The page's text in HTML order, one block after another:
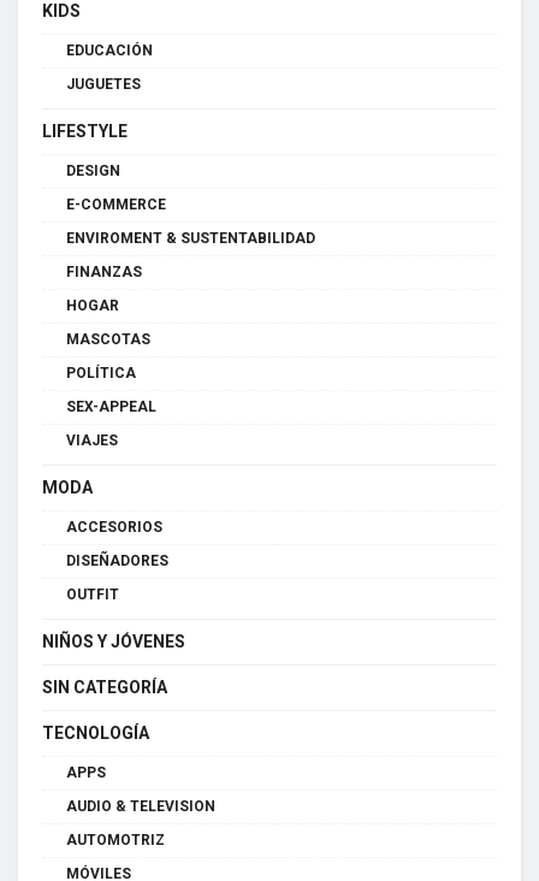
KIDS
EDUCACIÓN
JUGUETES
LIFESTYLE
DESIGN
E-COMMERCE
ENVIROMENT & SUSTENTABILIDAD
FINANZAS
HOGAR
MASCOTAS
POLÍTICA
SEX-APPEAL
VIAJES
MODA
ACCESORIOS
DISEÑADORES
OUTFIT
NIÑOS Y JÓVENES
SIN CATEGORÍA
TECNOLOGÍA
APPS
AUDIO & TELEVISION
AUTOMOTRIZ
MÓVILES